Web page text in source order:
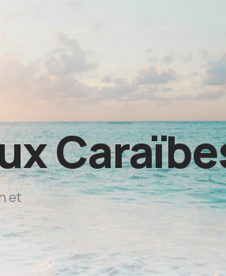
et